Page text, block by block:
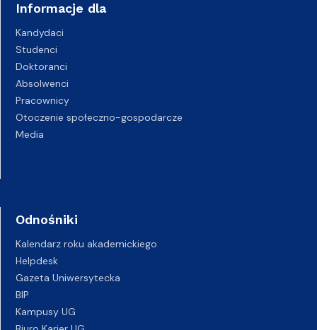
Informacje dla
Kandydaci
Studenci
Doktoranci
Absolwenci
Pracownicy
Otoczenie społeczno-gospodarcze
Media
Odnośniki
Kalendarz roku akademickiego
Helpdesk
Gazeta Uniwersytecka
BIP
Kampusy UG